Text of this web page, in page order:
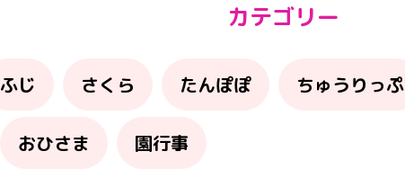
カテゴリー
ふじ さくら たんぽぽ ちゅうりっぷ
おひさま 園行事